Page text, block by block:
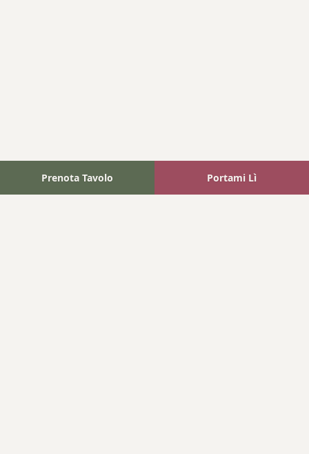
Prenota Tavolo Portami Lì